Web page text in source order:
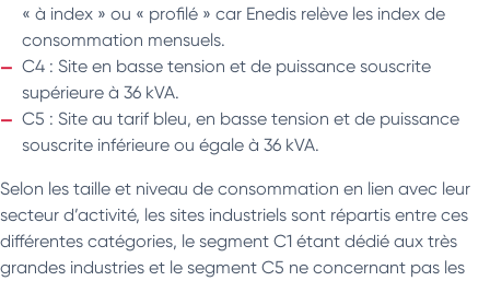
« à index » ou « profilé » car Enedis relève les index de
consommation mensuels.
C4 : Site en basse tension et de puissance souscrite
supérieure à 36 kVA.
C5 : Site au tarif bleu, en basse tension et de puissance
souscrite inférieure ou égale à 36 kVA.
Selon les taille et niveau de consommation en lien avec leur
secteur d’activité, les sites industriels sont répartis entre ces
différentes catégories, le segment C1 étant dédié aux très
grandes industries et le segment C5 ne concernant pas les